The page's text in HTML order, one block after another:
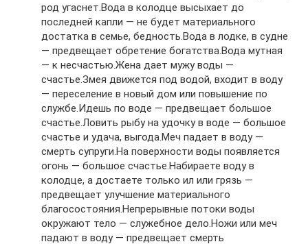
род угаснет.Вода в колодце высыхает до
последней капли — не будет материального
достатка в семье, бедность.Вода в лодке, в судне
— предвещает обретение богатства.Вода мутная
— к несчастью.Жена дает мужу воды —
счастье.Змея движется под водой, входит в воду
— переселение в новый дом или повышение по
службе.Идешь по воде — предвещает большое
счастье.Ловить рыбу на удочку в воде — большое
счастье и удача, выгода.Меч падает в воду —
смерть супруги.На поверхности воды появляется
огонь — большое счастье.Набираете воду в
колодце, а достаете только ил или грязь —
предвещает улучшение материального
благосостояния.Непрерывные потоки воды
окружают тело — служебное дело.Ножи или меч
падают в воду — предвещает смерть